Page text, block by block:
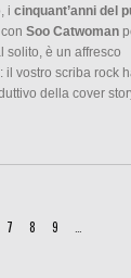
i cinquant’anni del
Soo Catwoman
solito, è un affresco
il vostro scriba rock
della cover
7 8 9
…